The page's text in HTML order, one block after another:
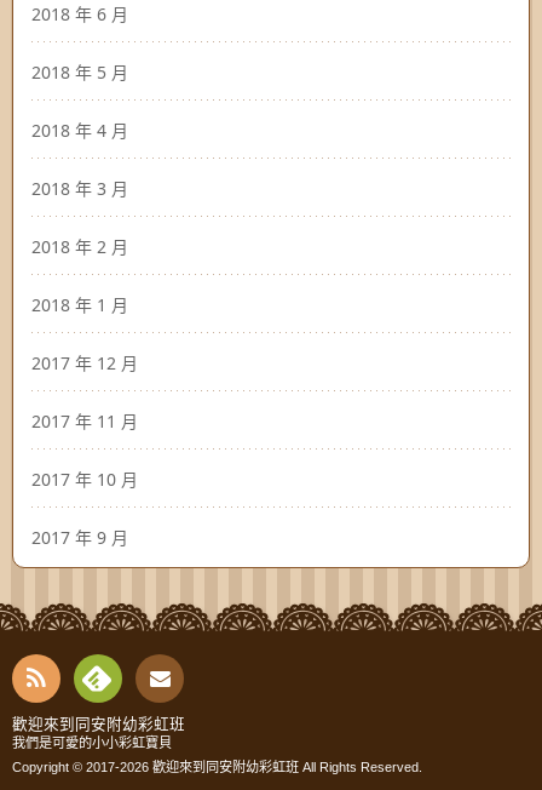
2018 年 6 月
2018 年 5 月
2018 年 4 月
2018 年 3 月
2018 年 2 月
2018 年 1 月
2017 年 12 月
2017 年 11 月
2017 年 10 月
2017 年 9 月
RSS
Fee
dly
Cont
act
歡迎來到同安附幼彩虹班
我們是可愛的小小彩虹寶貝
Copyright © 2017-2026 歡迎來到同安附幼彩虹班 All Rights Reserved.